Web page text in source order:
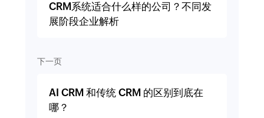
CRM系统适合什么样的公司？不同发
展阶段企业解析
下一页
AI CRM 和传统 CRM 的区别到底在
哪？